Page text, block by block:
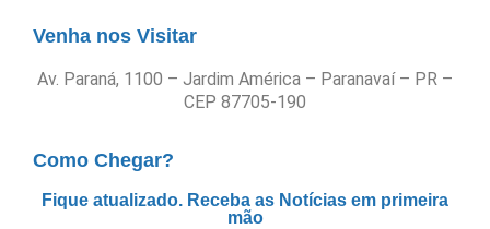
Venha nos Visitar
Av. Paraná, 1100 – Jardim América – Paranavaí – PR –
CEP 87705-190
Como Chegar?
Fique atualizado. Receba as Notícias em primeira
mão